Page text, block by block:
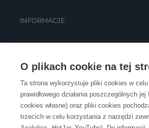
O plikach cookie na tej
Ta strona wykorzystuje pliki cookies w
prawidłowego działania poszczególnych
cookies własne) oraz pliki cookies
trzecich w celu korzystania z narzędzi
INFORMACJE
OBSŁUGA KLIENTA
KONTAKT